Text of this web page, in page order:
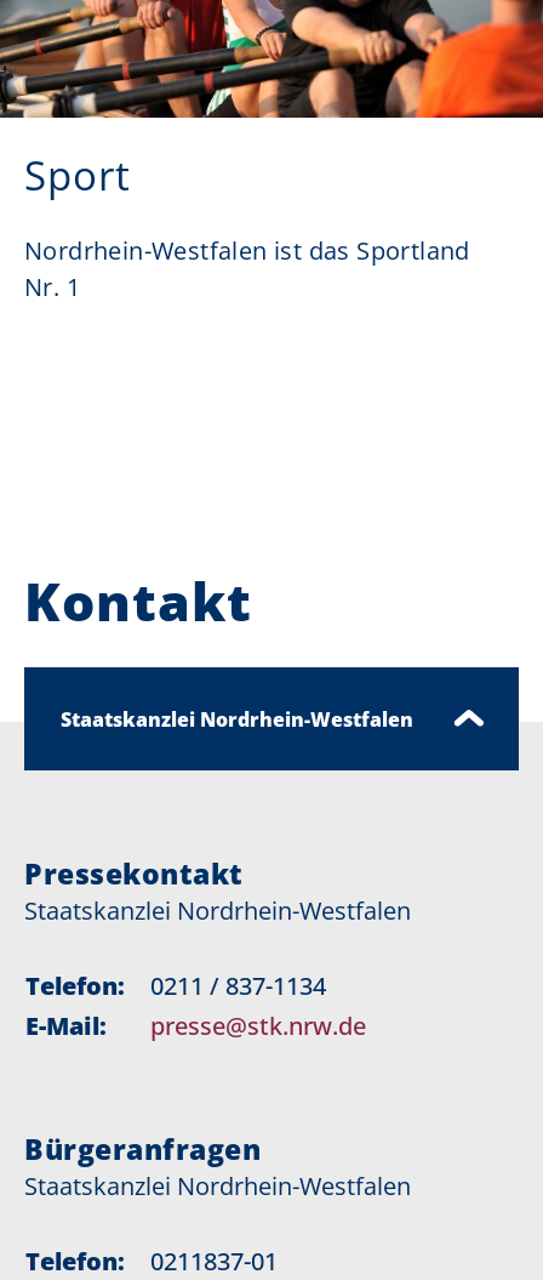
Sport
Nordrhein-Westfalen ist das Sportland
Nr. 1
Kontakt
Staatskanzlei Nordrhein-Westfalen
Pressekontakt
Staatskanzlei Nordrhein-Westfalen
Telefon:
0211 / 837-1134
E-Mail:
presse@stk.nrw.de
Bürgeranfragen
Staatskanzlei Nordrhein-Westfalen
Telefon:
0211837-01